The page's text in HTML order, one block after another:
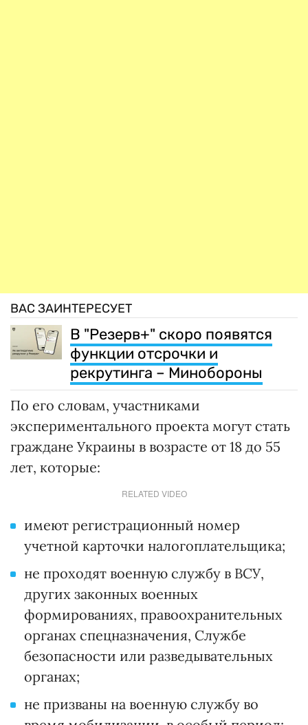
ВАС ЗАИНТЕРЕСУЕТ
В "Резерв+" скоро появятся
функции отсрочки и
рекрутинга – Минобороны
По его словам, участниками
экспериментального проекта могут стать
граждане Украины в возрасте от 18 до 55
лет, которые:
RELATED VIDEO
имеют регистрационный номер
учетной карточки налогоплательщика;
не проходят военную службу в ВСУ,
других законных военных
формированиях, правоохранительных
органах спецназначения, Службе
безопасности или разведывательных
органах;
не призваны на военную службу во